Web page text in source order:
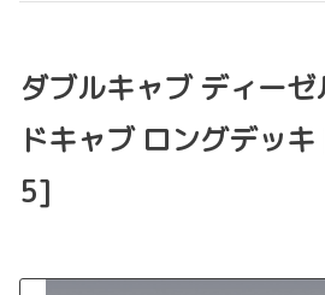
ダブルキャブ ディー
ドキャブ ロングデッ
5]